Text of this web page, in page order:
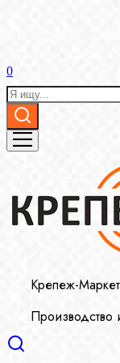
0
Крепеж-
Производство